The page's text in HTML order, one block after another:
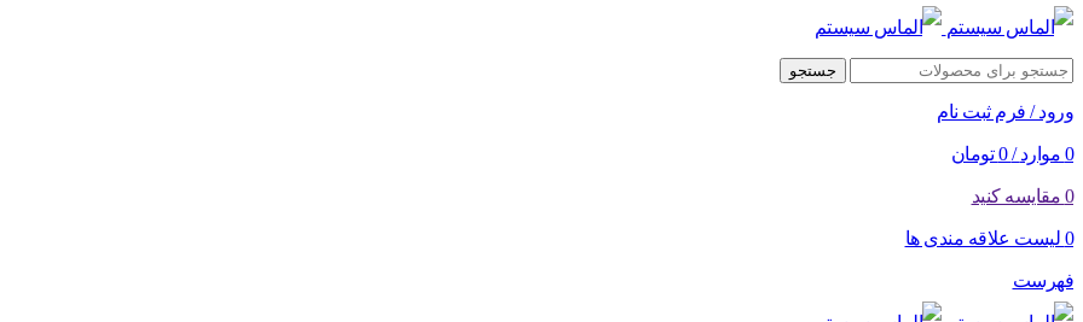
جستجو
ورود / فرم ثبت نام
0 موارد /
0 تومان
0 مقایسه کنید
0 لیست علاقه مندی ها
فهرست